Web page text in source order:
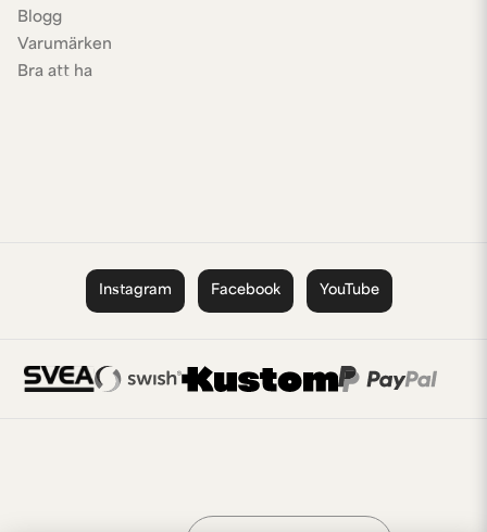
Blogg
Varumärken
Bra att ha
Instagram Facebook YouTube